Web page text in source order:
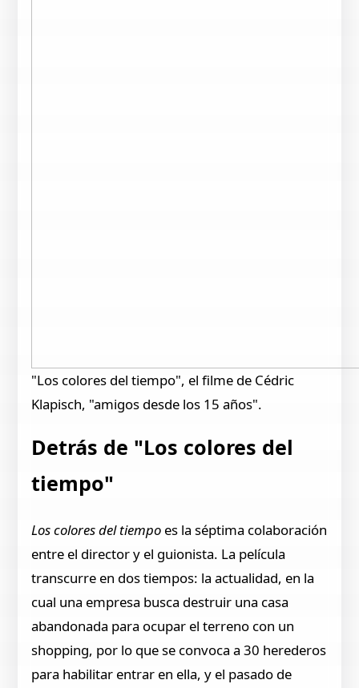
"Los colores del tiempo", el filme de Cédric
Klapisch, "amigos desde los 15 años".
Detrás de "Los colores del
tiempo"
Los colores del tiempo es la séptima colaboración
entre el director y el guionista. La película
transcurre en dos tiempos: la actualidad, en la
cual una empresa busca destruir una casa
abandonada para ocupar el terreno con un
shopping, por lo que se convoca a 30 herederos
para habilitar entrar en ella, y el pasado de